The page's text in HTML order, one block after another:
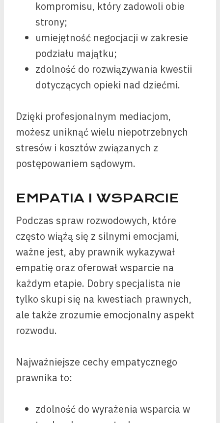
kompromisu, który zadowoli obie
strony;
umiejętność negocjacji w zakresie
podziału majątku;
zdolność do rozwiązywania kwestii
dotyczących opieki nad dziećmi.
Dzięki profesjonalnym mediacjom,
możesz uniknąć wielu niepotrzebnych
stresów i kosztów związanych z
postępowaniem sądowym.
EMPATIA I WSPARCIE
Podczas spraw rozwodowych, które
często wiążą się z silnymi emocjami,
ważne jest, aby prawnik wykazywał
empatię oraz oferował wsparcie na
każdym etapie. Dobry specjalista nie
tylko skupi się na kwestiach prawnych,
ale także zrozumie emocjonalny aspekt
rozwodu.
Najważniejsze cechy empatycznego
prawnika to:
zdolność do wyrażenia wsparcia w